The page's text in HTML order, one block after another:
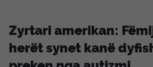
Zyrtari amerikan:
herët synet kanë